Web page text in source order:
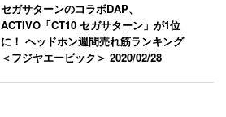
セガサターンのコラボDAP、
ACTIVO「CT10 セガサターン」が1位
に！ ヘッドホン週間売れ筋ランキング
＜フジヤエービック＞2020/02/28